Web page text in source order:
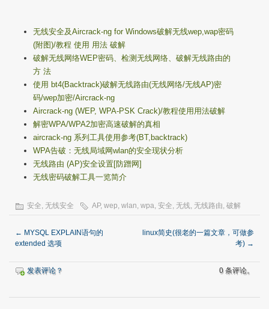
无线安全及Aircrack-ng for Windows破解无线wep,wap密码
(附图)/教程 使用 用法 破解
破解无线网络WEP密码、检测无线网络、破解无线路由的
方 法
使用 bt4(Backtrack)破解无线路由(无线网络/无线AP)密
码/wep加密/Aircrack-ng
Aircrack-ng (WEP, WPA-PSK Crack)/教程使用用法破解
解密WPA/WPA2加密高速破解的真相
aircrack-ng 系列工具使用参考(BT,backtrack)
WPA告破：无线局域网wlan的安全现状分析
无线路由 (AP)安全设置[防蹭网]
无线密码破解工具一览简介
安全, 无线安全 AP, wep, wlan, wpa, 安全, 无线, 无线路由, 破解
← MYSQL EXPLAIN语句的
extended 选项
linux简史(很老的一篇文章，可做参
考) →
发表评论？ 0 条评论。